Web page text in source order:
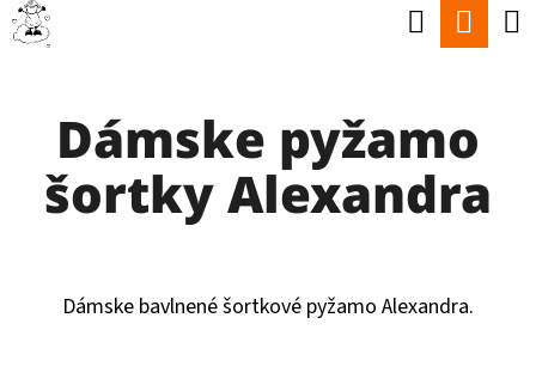
Prejsť
Hľadať
Dámske pyžamo
šortky Alexandra
Dámske bavlnené šortkové pyžamo Alexandra.
K
O